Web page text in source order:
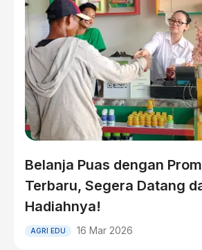
Belanja Puas dengan
Terbaru, Segera Datang
Hadiahnya!
AGRI EDU 16 Mar 2026